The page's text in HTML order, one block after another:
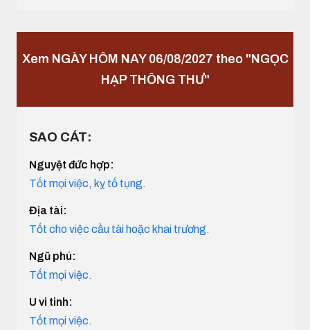
Xem NGÀY HÔM NAY 06/08/2027 theo "NGỌC
HẠP THÔNG THƯ"
SAO CÁT:
Nguyệt đức hợp:
Tốt mọi việc, kỵ tố tụng.
Địa tài:
Tốt cho việc cầu tài hoặc khai trương.
Ngũ phú:
Tốt mọi việc.
U vi tinh:
Tốt mọi việc.